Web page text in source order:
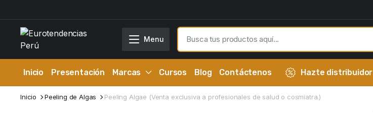
Menu
Inicio Presentación Marcas Cursos Blog Contáctenos Hazte distribuidor
Inicio Peeling de Algas Peeling Algae (Venta exclusiva a profesionales de salud o cosmiatra.)